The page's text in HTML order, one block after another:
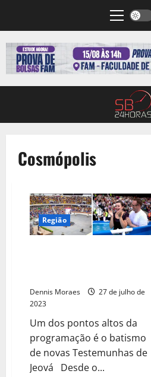
Cosmópolis
Região
Dennis Moraes
27 de julho de
2023
Um dos pontos altos da
programação é o batismo
de novas Testemunhas de
Jeová Desde o...